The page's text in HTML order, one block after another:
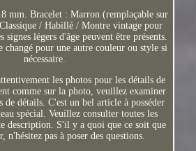
mm. Bracelet : Marron (remplaçable sur
/ Habillé / Montre vintage pour
signes légers d'âge peuvent être présents.
changé pour une autre couleur ou style si
nécessaire.
les photos pour les détails de
comme sur la photo, veuillez examiner
de détails. C'est un bel article à posséder
spécial. Veuillez consulter toutes les
description. S'il y a quoi que ce soit que
n'hésitez pas à poser des questions.